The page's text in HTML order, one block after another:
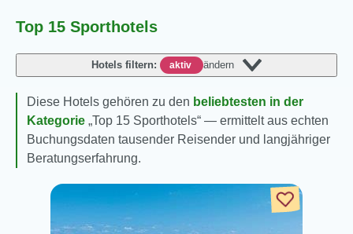
Top 15 Sporthotels
Hotels filtern: aktiv ändern
Diese Hotels gehören zu den beliebtesten in der
Kategorie Top 15 Sporthotels — ermittelt aus echten
Buchungsdaten tausender Reisender und langjähriger
Beratungserfahrung.